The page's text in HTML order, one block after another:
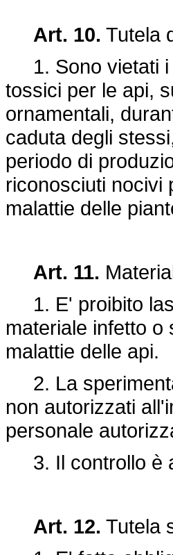
Art. 10. Tutela
1. Sono vietati i
tossici per le api,
ornamentali,
caduta degli
periodo di
riconosciuti nocivi
malattie delle
Art. 11.
1. E' proibito
materiale infetto o
malattie delle api.
2. La
non autorizzati
personale
3. Il controllo è
Art. 12. Tutela